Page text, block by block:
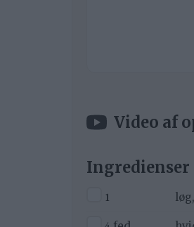
Video af
Ingredienser
▢1
▢